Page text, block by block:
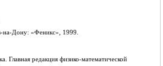
на-Дону: «Феникс», 1999.
редакция физико-математической